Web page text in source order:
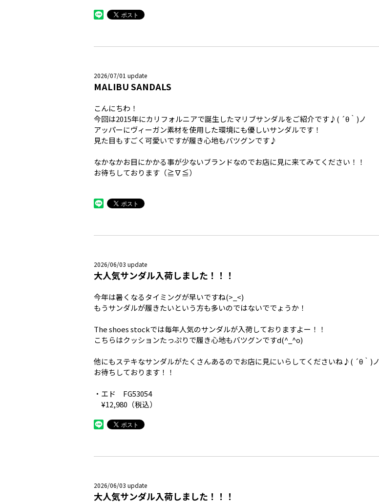
2026/07/01 update
MALIBU SANDALS
こんにちわ！
今回は2015年にカリフォルニアで誕生したマリブサンダルをご紹介です♪( ´θ｀)ノ
アッパーにヴィーガン素材を使用した環境にも優しいサンダルです！
見た目もすごく可愛いですが履き心地もバツグンです♪
なかなかお目にかかる事が少ないブランドなのでお店に見に来てみてください！！
お待ちしております（≧∇≦）
2026/06/03 update
大人気サンダル入荷しました！！！
今年は暑くなるタイミングが早いですね(>_<)
もうサンダルが履きたいという方も多いのではないででょうか！
The shoes stockでは毎年人気のサンダルが入荷しておりますよー！！
こちらはクッションたっぷりで履き心地もバツグンですd(^_^o)
他にもステキなサンダルがたくさんあるのでお店に見にいらしてくださいね♪( ´θ｀)ノ
お待ちしております！！
・エド FG53054
¥12,980（税込）
2026/06/03 update
大人気サンダル入荷しました！！！